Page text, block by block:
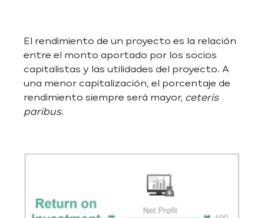
El rendimiento de un proyecto es la relación
entre el monto aportado por los socios
capitalistas y las utilidades del proyecto. A
una menor capitalización, el porcentaje de
rendimiento siempre será mayor, ceteris
paribus.